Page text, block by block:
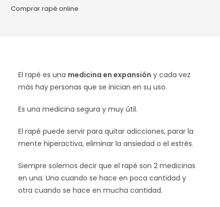
Comprar rapé online
El rapé es una medicina en expansión y cada vez
más hay personas que se inician en su uso.
Es una medicina segura y muy útil.
El rapé puede servir para quitar adicciones, parar la
mente hiperactiva, eliminar la ansiedad o el estrés.
Siempre solemos decir que el rapé son 2 medicinas
en una. Una cuando se hace en poca cantidad y
otra cuando se hace en mucha cantidad.